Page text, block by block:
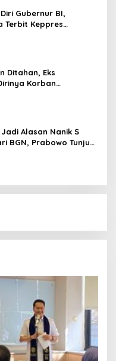
Gubernur BI,
Terbit Keppres
Hormat
Ditahan, Eks
Korban
Alasan Nanik S
BGN, Prabowo Tunjuk